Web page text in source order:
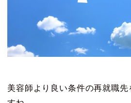
美容師より良い条件の再就職